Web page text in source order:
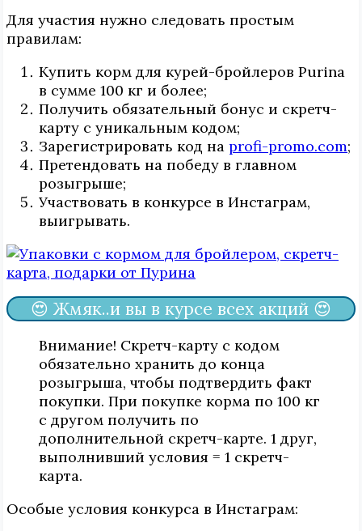
Для участия нужно следовать простым
правилам:
Купить корм для курей-бройлеров Purina
в сумме 100 кг и более;
Получить обязательный бонус и скретч-
карту с уникальным кодом;
Зарегистрировать код на profi-promo.com;
Претендовать на победу в главном
розыгрыше;
Участвовать в конкурсе в Инстаграм,
выигрывать.
😍 Жмяк..и вы в курсе всех акций 😍
Внимание! Скретч-карту с кодом
обязательно хранить до конца
розыгрыша, чтобы подтвердить факт
покупки. При покупке корма по 100 кг
с другом получить по
дополнительной скретч-карте. 1 друг,
выполнивший условия = 1 скретч-
карта.
Особые условия конкурса в Инстаграм: